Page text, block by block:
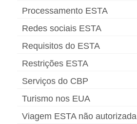
Processamento ESTA
Redes sociais ESTA
Requisitos do ESTA
Restrições ESTA
Serviços do CBP
Turismo nos EUA
Viagem ESTA não autorizada